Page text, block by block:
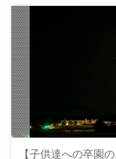
【子供達への卒園